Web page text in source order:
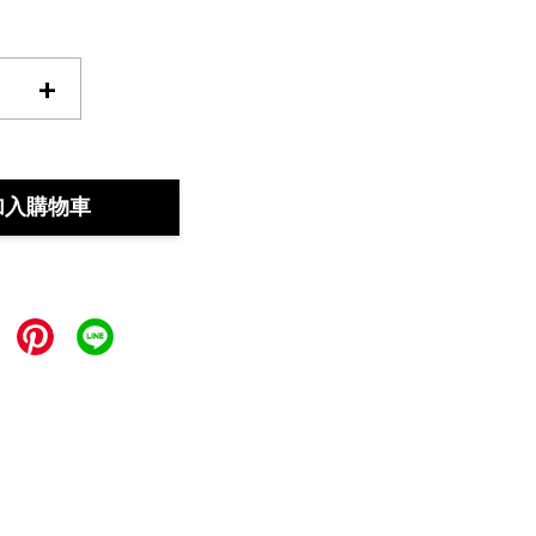
+
入購物車